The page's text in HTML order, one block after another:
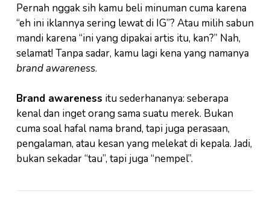
Pernah nggak sih kamu beli minuman cuma karena
“eh ini iklannya sering lewat di IG”? Atau milih sabun
mandi karena “ini yang dipakai artis itu, kan?” Nah,
selamat! Tanpa sadar, kamu lagi kena yang namanya
brand awareness.
Brand awareness itu sederhananya: seberapa
kenal dan inget orang sama suatu merek. Bukan
cuma soal hafal nama brand, tapi juga perasaan,
pengalaman, atau kesan yang melekat di kepala. Jadi,
bukan sekadar “tau”, tapi juga “nempel”.